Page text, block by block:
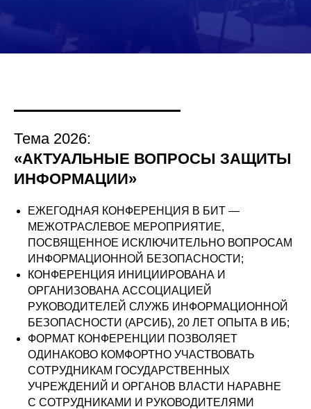
Тема 2026:
«АКТУАЛЬНЫЕ ВОПРОСЫ ЗАЩИТЫ
ИНФОРМАЦИИ»
ЕЖЕГОДНАЯ КОНФЕРЕНЦИЯ В БИТ —
МЕЖОТРАСЛЕВОЕ МЕРОПРИЯТИЕ,
ПОСВЯЩЕННОЕ ИСКЛЮЧИТЕЛЬНО ВОПРОСАМ
ИНФОРМАЦИОННОЙ БЕЗОПАСНОСТИ;
КОНФЕРЕНЦИЯ ИНИЦИИРОВАНА И
ОРГАНИЗОВАНА АССОЦИАЦИЕЙ
РУКОВОДИТЕЛЕЙ СЛУЖБ ИНФОРМАЦИОННОЙ
БЕЗОПАСНОСТИ (АРСИБ), 20 ЛЕТ ОПЫТА В ИБ;
ФОРМАТ КОНФЕРЕНЦИИ ПОЗВОЛЯЕТ
ОДИНАКОВО КОМФОРТНО УЧАСТВОВАТЬ
СОТРУДНИКАМ ГОСУДАРСТВЕННЫХ
УЧРЕЖДЕНИЙ И ОРГАНОВ ВЛАСТИ НАРАВНЕ
С СОТРУДНИКАМИ И РУКОВОДИТЕЛЯМИ